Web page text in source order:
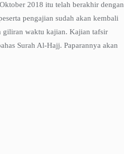
2018 itu telah berakhir dengan
pengajian sudah akan kembali
giliran waktu kajian. Kajian tafsir
Surah Al-Hajj. Paparannya akan